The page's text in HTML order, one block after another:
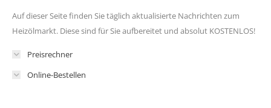
Auf dieser Seite finden Sie täglich aktualisierte Nachrichten zum
Heizölmarkt. Diese sind für Sie aufbereitet und absolut KOSTENLOS!
Preisrechner
Online-Bestellen